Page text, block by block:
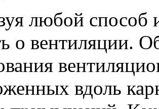
любой способ
о вентиляции.
вдоль